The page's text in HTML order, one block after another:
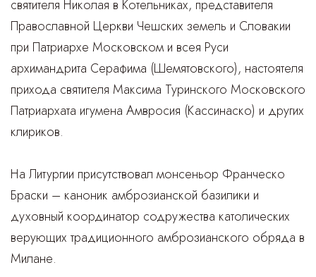
святителя Николая в Котельниках, представителя
Православной Церкви Чешских земель и Словакии
при Патриархе Московском и всея Руси
архимандрита Серафима (Шемятовского), настоятеля
прихода святителя Максима Туринского Московского
Патриархата игумена Амвросия (Кассинаско) и других
клириков.
На Литургии присутствовал монсеньор Франческо
Браски – каноник амброзианской базилики и
духовный координатор содружества католических
верующих традиционного амброзианского обряда в
Милане.